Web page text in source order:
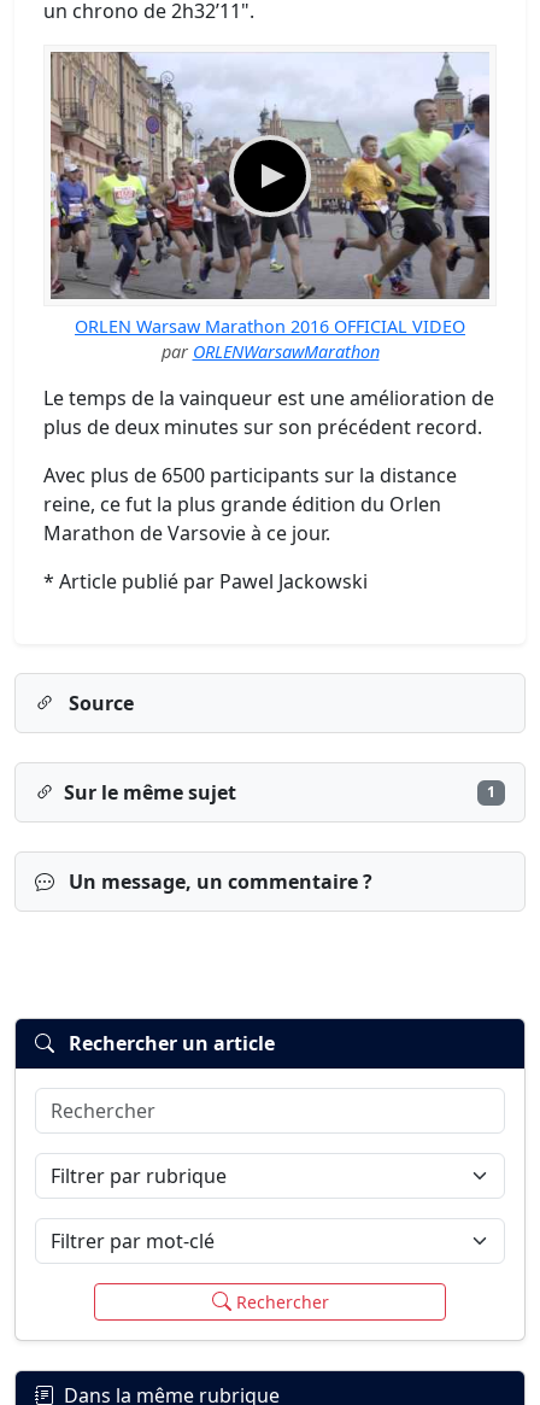
un chrono de 2h32’11".
ORLEN Warsaw Marathon 2016 OFFICIAL VIDEO
par ORLENWarsawMarathon
Le temps de la vainqueur est une amélioration de
plus de deux minutes sur son précédent record.
Avec plus de 6500 participants sur la distance
reine, ce fut la plus grande édition du Orlen
Marathon de Varsovie à ce jour.
* Article publié par Pawel Jackowski
Source
Sur le même sujet 1
Un message, un commentaire ?
Connexion
Rechercher un article
Rechercher
Filtrer par rubrique
Filtrer par mot-clé
Rechercher
Dans la même rubrique